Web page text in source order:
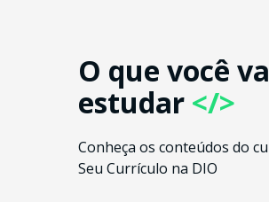
O que você
estudar </>
Conheça os conteúdos do
Seu Currículo na DIO